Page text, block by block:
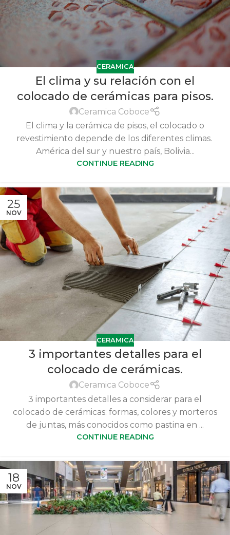
CERAMICA
El clima y su relación con el
colocado de cerámicas para pisos.
Ceramica Coboce
El clima y la cerámica de pisos, el colocado o
revestimiento depende de los diferentes climas.
América del sur y nuestro país, Bolivia...
CONTINUE READING
25
NOV
CERAMICA
3 importantes detalles para el
colocado de cerámicas.
Ceramica Coboce
3 importantes detalles a considerar para el
colocado de cerámicas: formas, colores y morteros
de juntas, más conocidos como pastina en ...
CONTINUE READING
18
NOV